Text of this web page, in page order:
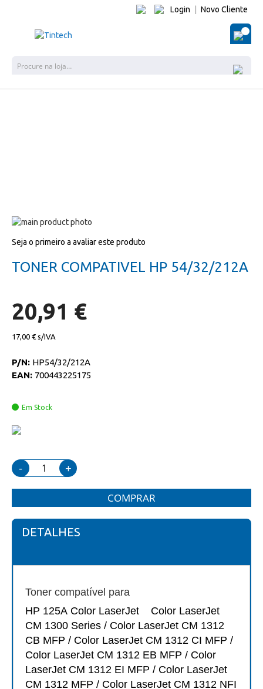
Login Novo Cliente
O
Salte
o
imagens
para
início
de
imagens
Seja o primeiro a avaliar este produto
TONER COMPATIVEL HP 54/32/212A
20,91 €
17,00 €
P/N: HP54/32/212A
EAN: 700443225175
Em Stock
- +
COMPRAR
DETALHES
Toner compatível para
HP 125A Color LaserJet Color LaserJet
CM 1300 Series / Color LaserJet CM 1312
CB MFP / Color LaserJet CM 1312 CI MFP /
Color LaserJet CM 1312 EB MFP / Color
LaserJet CM 1312 EI MFP / Color LaserJet
CM 1312 MFP / Color LaserJet CM 1312 NFI